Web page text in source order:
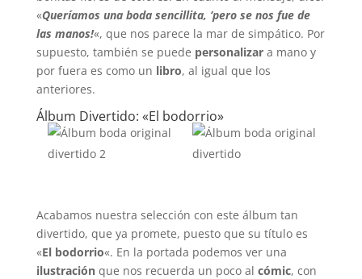
«Queríamos una boda sencillita, ‘pero se nos fue de
las manos!«, que nos parece la mar de simpático. Por
supuesto, también se puede personalizara mano y
por fuera es como un libro, al igual que los
anteriores.
Álbum Divertido: «El bodorrio»
Acabamos nuestra selección con este álbum tan
divertido, que ya promete, puesto que su título es
«El bodorrio«. En la portada podemos ver una
ilustración que nos recuerda un poco al cómic, con